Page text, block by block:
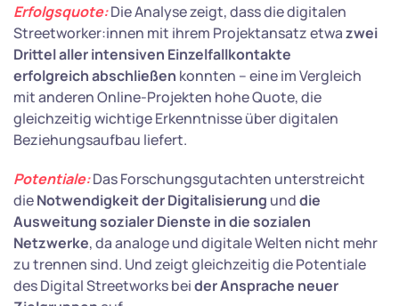
Erfolgsquote:Die Analyse zeigt, dass die digitalen
Streetworker:innen mit ihrem Projektansatz etwazwei
Drittel aller intensiven Einzelfallkontakte
erfolgreich abschließen konnten – eine im Vergleich
mit anderen Online-Projekten hohe Quote, die
gleichzeitig wichtige Erkenntnisse über digitalen
Beziehungsaufbau liefert.
Potentiale:Das Forschungsgutachten unterstreicht
dieNotwendigkeit der Digitalisierung unddie
Ausweitung sozialer Dienste in die sozialen
Netzwerke, da analoge und digitale Welten nicht mehr
zu trennen sind. Und zeigt gleichzeitig die Potentiale
des Digital Streetworks beider Ansprache neuer